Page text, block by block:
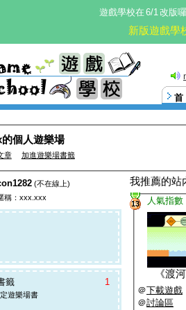
遊戲學校在 6/1改版
新版遊戲學
這
個人遊樂場
章 加進遊樂場書籤
(不在線上)
稱：xxx.xxx
籤 1
遊樂場書
我推薦的站
13 人氣指數
《渡
＠下載遊戲
＠討論區